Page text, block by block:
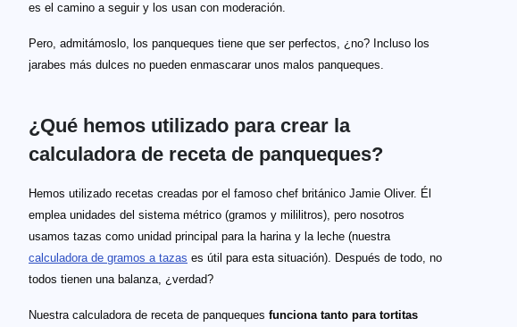
es el camino a seguir y los usan con moderación.
Pero, admitámoslo, los panqueques tiene que ser perfectos, ¿no? Incluso los
jarabes más dulces no pueden enmascarar unos malos panqueques.
¿Qué hemos utilizado para crear la
calculadora de receta de panqueques?
Hemos utilizado recetas creadas por el famoso chef británico Jamie Oliver. Él
emplea unidades del sistema métrico (gramos y mililitros), pero nosotros
usamos tazas como unidad principal para la harina y la leche (nuestra
calculadora de gramos a tazas es útil para esta situación). Después de todo, no
todos tienen una balanza, ¿verdad?
Nuestra calculadora de receta de panqueques funciona tanto para tortitas